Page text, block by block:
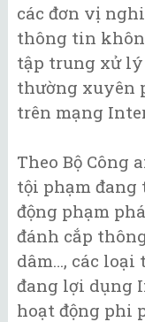
các đơn vị
thông tin
tập trung xử lý
thường xuyên
trên mạng
Theo Bộ Công
tội phạm đang
động phạm
đánh cắp
dâm…, các
đang lợi dụng
hoạt động phi